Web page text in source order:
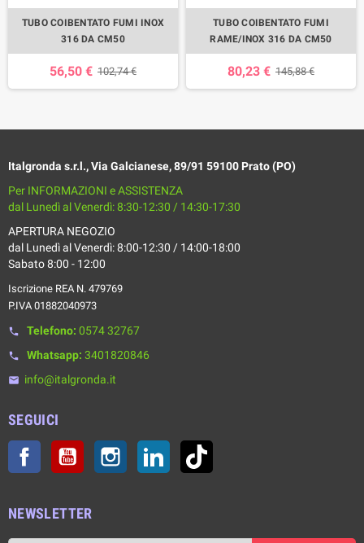
TUBO COIBENTATO FUMI INOX
316 DA CM50
56,50 € 102,74 €
TUBO COIBENTATO FUMI
RAME/INOX 316 DA CM50
80,23 € 145,88 €
Italgronda s.r.l., Via Galcianese, 89/91 59100 Prato (PO)
Per INFORMAZIONI e ASSISTENZA
dal Lunedì al Venerdì: 8:30-12:30 / 14:30-17:30
APERTURA NEGOZIO
dal Lunedì al Venerdì: 8:00-12:30 / 14:00-18:00
Sabato 8:00 - 12:00
Iscrizione REA N. 479769
P.IVA 01882040973
phone Telefono: 0574 32767
phone Whatsapp: 3401820846
email info@italgronda.it
SEGUICI
Facebook YouTube Instagram LinkedIn
NEWSLETTER